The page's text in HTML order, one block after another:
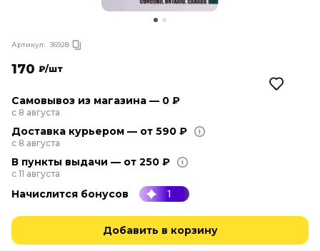
Артикул: 36928
170 ₽/шт
Самовывоз из магазина — 0 ₽
с 8 августа
Доставка курьером — от 590 ₽
с 8 августа
В пункты выдачи — от 250 ₽
с 11 августа
Начислится бонусов 1
Добавить в корзину